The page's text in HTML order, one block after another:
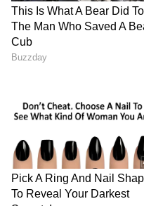
LATEST VIDEOS